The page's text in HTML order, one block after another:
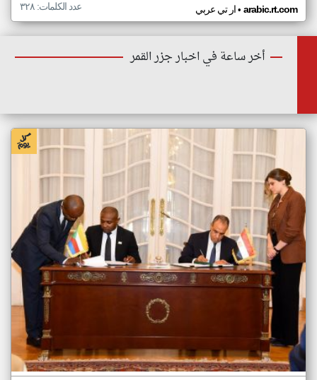
ار تي عربي• arabic.rt.com عدد الكلمات: ٣٢٨
أخر ساعة في اخبار جزر القمر